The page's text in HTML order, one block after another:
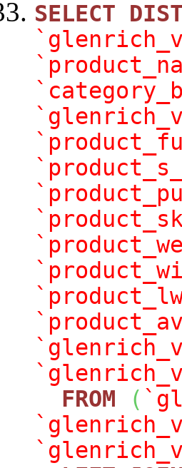
SELECT
FROM
(